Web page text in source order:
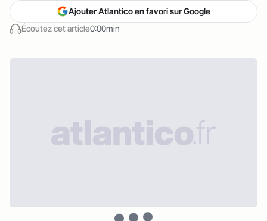
Écoutez cet article0:00min
Ajouter Atlantico en favori sur Google